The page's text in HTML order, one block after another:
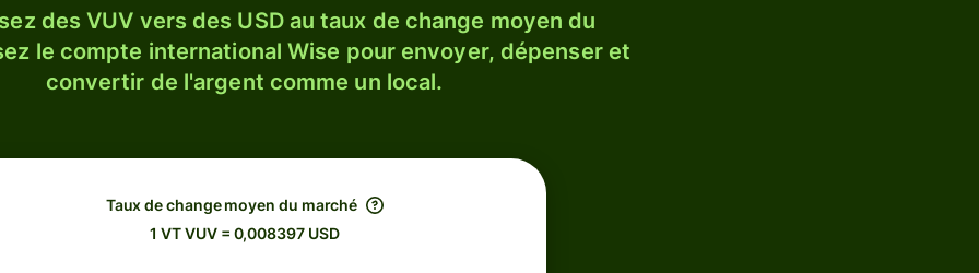
des VUV vers des USD au taux de change moyen du
le compte international Wise pour envoyer, dépenser et
convertir de l'argent comme un local.
Taux de change moyen du marché
1 VT VUV = 0,008397 USD